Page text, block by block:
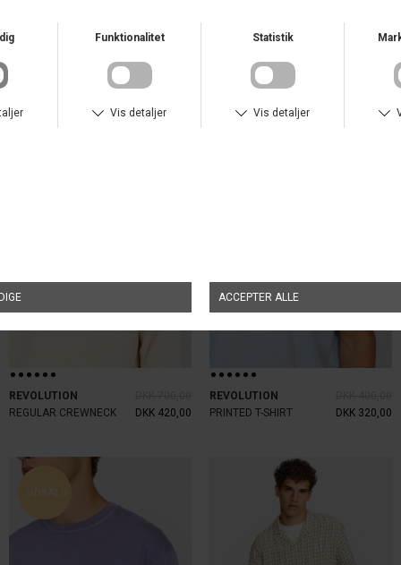
APPLICATION T-SHIRT
DKK 350,00
DKK 280,00
REVOLUTION
APPLICATION T-SHIRT
REVOLUTION
REGULAR CREWNECK
DKK 420,00
REVOLUTION
PRINTED T-SHIRT
DKK 320,00
UDSALG